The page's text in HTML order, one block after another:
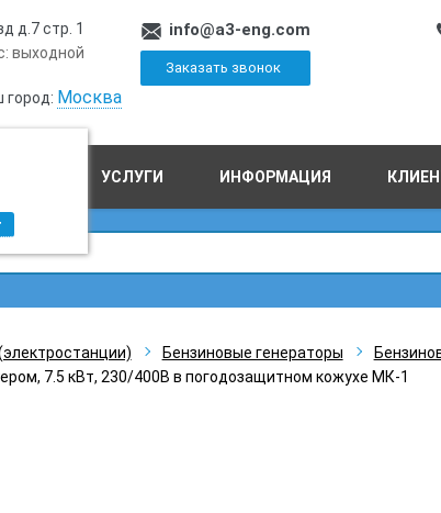
д.7 стр. 1
выходной
город: Москва
info@a3-eng.com
Заказать звонок
УСЛУГИ ИНФОРМАЦИЯ
Бензиновые генераторы
7.5 кВт, 230/400В в погодозащитном кожухе МК-1